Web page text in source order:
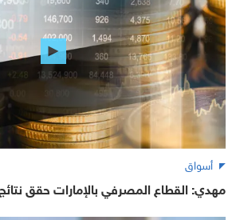
أسواق
مهدي: القطاع المصرفي بالإمارات حقق نتائج